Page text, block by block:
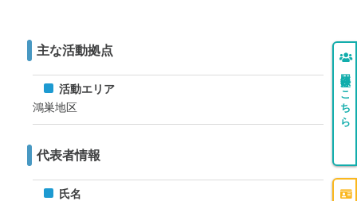
主な活動拠点
活動エリア
鴻巣地区
代表者情報
氏名
団体登録はこちら